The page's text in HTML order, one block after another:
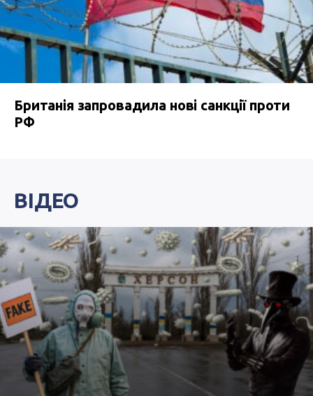
Британія запровадила нові санкції проти
РФ
ВІДЕО